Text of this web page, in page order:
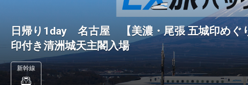
日帰り1day 名古屋 【美濃・尾張 五城印めぐ
印付き清洲城天主閣入場
新幹線